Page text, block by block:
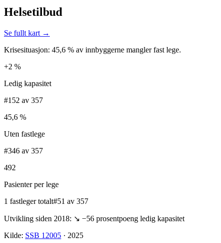
Helsetilbud
Se fullt kart →
Krisesituasjon: 45,6 % av innbyggerne mangler fast lege.
+2 %
Ledig kapasitet
#152 av 357
45,6 %
Uten fastlege
#346 av 357
492
Pasienter per lege
1 fastleger totalt#51 av 357
Utvikling siden 2018: ↘ −56 prosentpoeng ledig kapasitet
Kilde: SSB 12005 · 2025